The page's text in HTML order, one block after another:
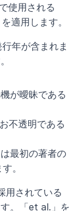
使用される
適用します。
年が含まれま
が曖昧である
最初の著者の
。
用されている
。「et al.」を